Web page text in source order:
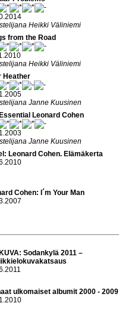
Heikki Väliniemi
from the Road
Heikki Väliniemi
Heather
Janne Kuusinen
Leonard Cohen
Janne Kuusinen
Leonard Cohen. Elämäkerta
Cohen: I´m Your Man
Sodankylä 2011 –
ulkomaiset albumit 2000 - 2009